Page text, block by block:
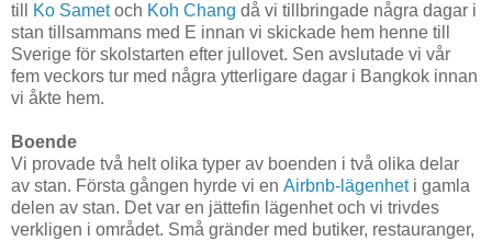
till
Ko Sametoch Koh Chang då vi tillbringade några dagar i
stan tillsammans med E innan vi skickade hem henne till
Sverige för skolstarten efter jullovet. Sen avslutade vi vår
fem veckors tur med några ytterligare dagar i Bangkok innan
vi åkte hem.
Boende
Vi provade två helt olika typer av boenden i två olika delar
av stan. Första gången hyrde vi en Airbnb-lägenheti gamla
delen av stan. Det var en jättefin lägenhet och vi trivdes
verkligen i området. Små gränder med butiker, restauranger,